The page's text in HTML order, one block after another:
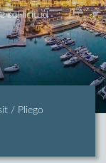
sol·licitud
/ Pliego